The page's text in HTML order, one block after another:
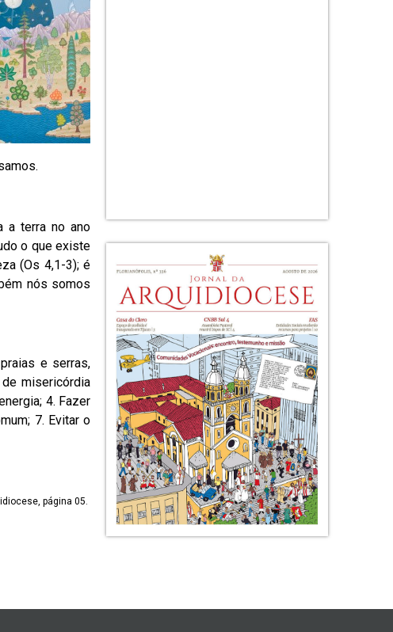
a terra no ano
o que existe
(Os 4,1-3); é
nós somos
e serras,
misericórdia
4. Fazer
7. Evitar o
página 05.